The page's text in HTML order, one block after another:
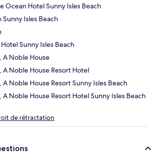
Ocean Hotel Sunny Isles Beach
Sunny Isles Beach
Sunny Isles Beach
A Noble House
A Noble House Resort Hotel
A Noble House Resort Sunny Isles Beach
A Noble House Resort Hotel Sunny Isles Beach
de rétractation